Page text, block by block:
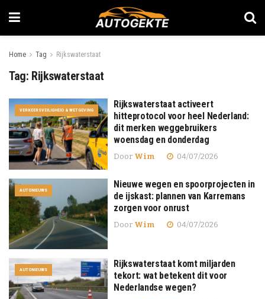
Home Tag Rijkswaterstaat
Tag: Rijkswaterstaat
VERKEERSVEILIGHEID & WETGEVING
Rijkswaterstaat activeert
hitteprotocol voor heel Nederland:
dit merken weggebruikers
woensdag en donderdag
Door Wim 04/07/2026
AUTONIEUWS
Nieuwe wegen en spoorprojecten in
de ijskast: plannen van Karremans
zorgen voor onrust
Door Wim 04/07/2026
AUTONIEUWS
Rijkswaterstaat komt miljarden
tekort: wat betekent dit voor
Nederlandse wegen?